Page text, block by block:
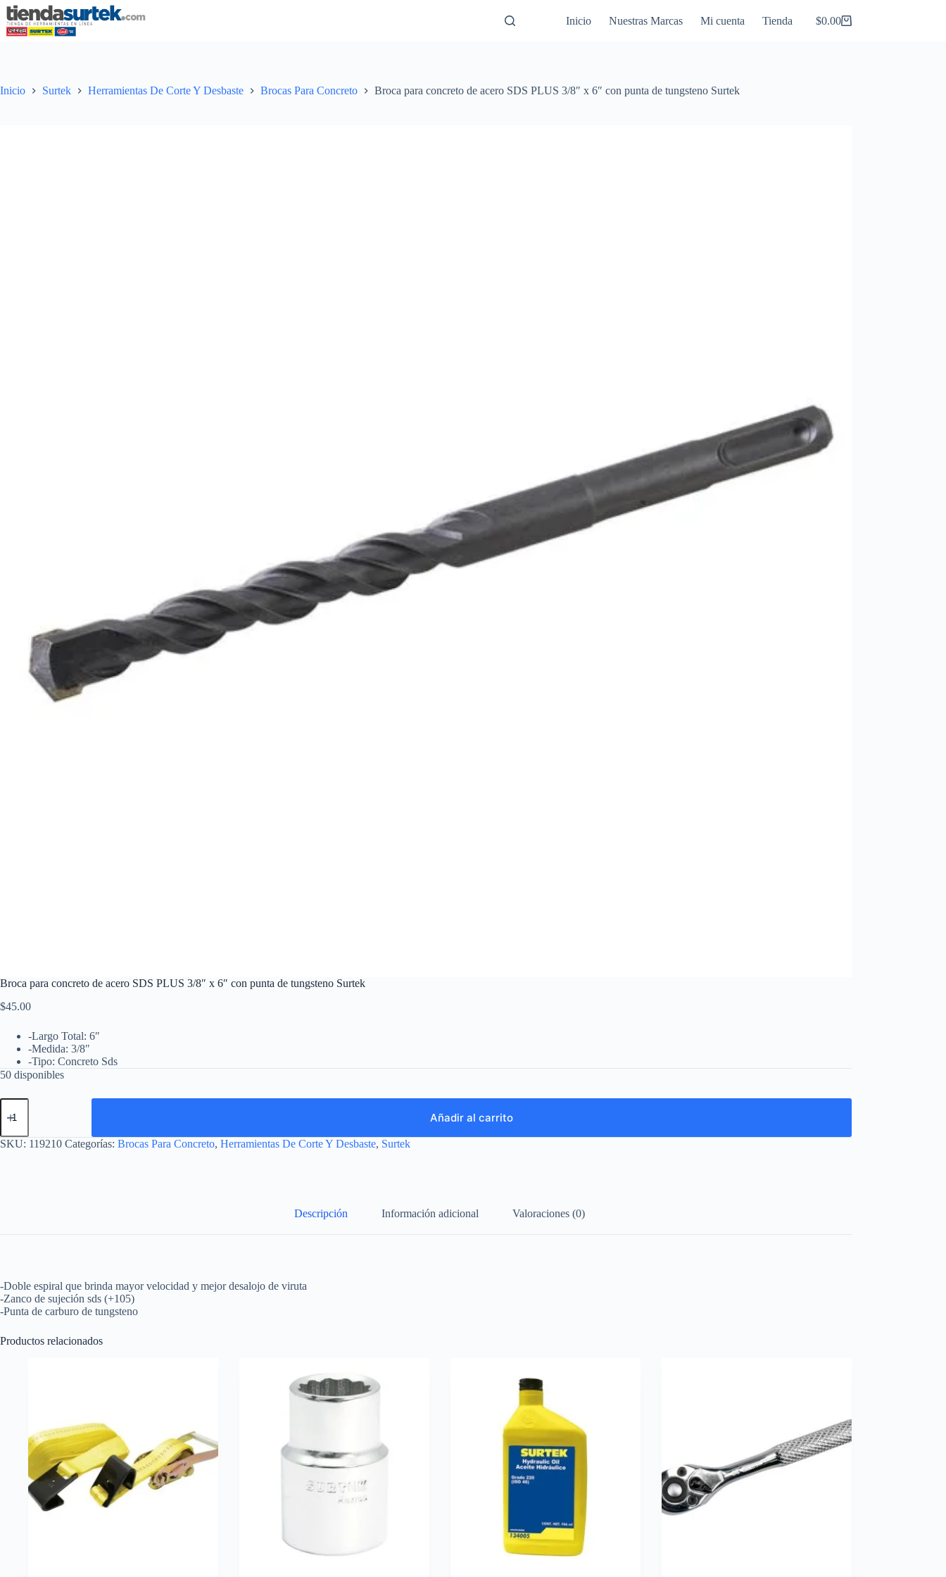
Saltar
al
contenido
Inicio Nuestras Marcas Mi cuenta Tienda
Carro
$0.00
Inicio Surtek Herramientas De Corte Y Desbaste Brocas Para Concreto Broca para concreto de acero SDS PLUS 3/8″ x 6″ con punta de tungsteno Surtek
Broca para concreto de acero SDS PLUS 3/8″ x 6″ con punta de tungsteno Surtek
$45.00
-Largo Total: 6″
-Medida: 3/8″
-Tipo: Concreto Sds
50 disponibles
Broca
para
de
acero
punta
cantidad
Añadir al carrito
SKU: 119210 Categorías: Brocas Para Concreto, Herramientas De Corte Y Desbaste, Surtek
Descripción Información adicional Valoraciones (0)
-Doble espiral que brinda mayor velocidad y mejor desalojo de viruta
-Zanco de sujeción sds (+105)
-Punta de carburo de tungsteno
Productos relacionados